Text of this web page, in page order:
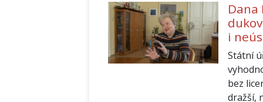
Dana
i
Státní
bez
dražší,